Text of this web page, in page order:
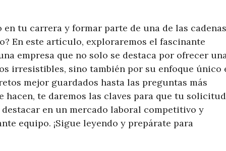
tu carrera y formar parte de una de las cadenas
En este artículo, exploraremos el fascinante
empresa que no solo se destaca por ofrecer
irresistibles, sino también por su enfoque único
mejor guardados hasta las preguntas más
hacen, te daremos las claves para que tu solicitud
en un mercado laboral competitivo y
equipo. ¡Sigue leyendo y prepárate para